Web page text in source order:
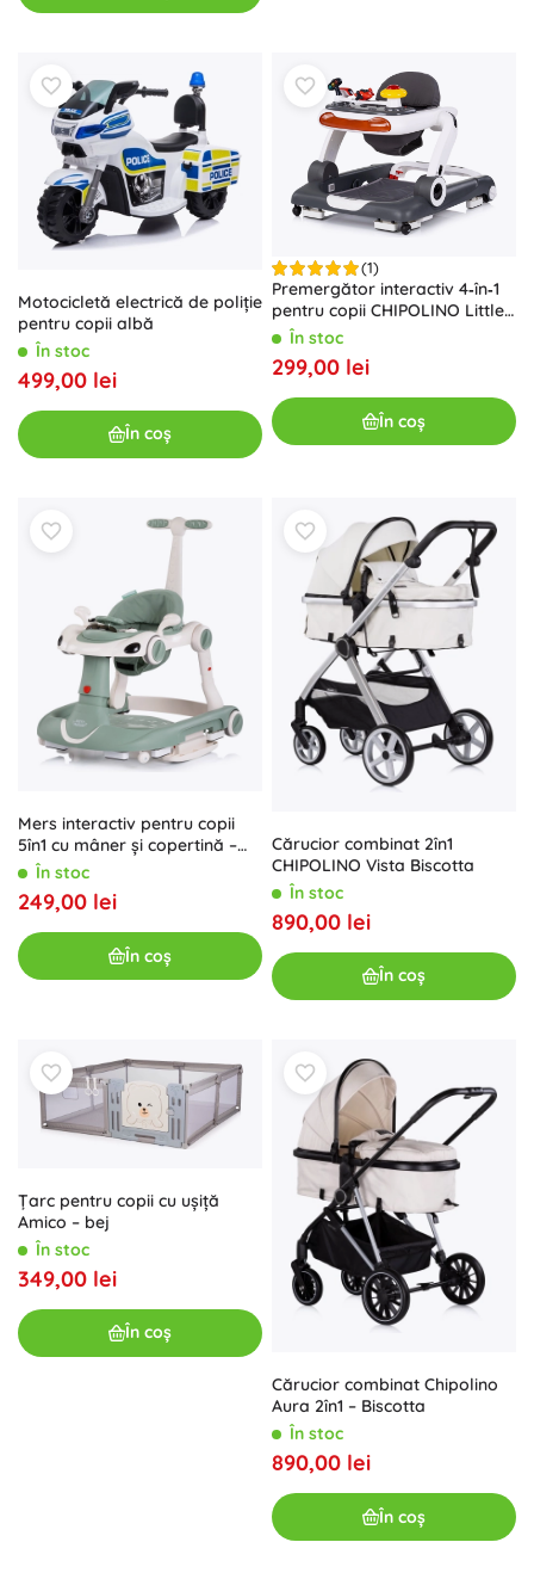
Motocicletă electrică de poliție
pentru copii albă
În stoc
499,00 lei
În coș
(1)
Premergător interactiv 4‑în‑1
pentru copii CHIPOLINO Little
Explorer, gri
În stoc
299,00 lei
În coș
Mers interactiv pentru copii
5în1 cu mâner și copertină –
basilÎn stoc
249,00 lei
În coș
Cărucior combinat 2în1
CHIPOLINO Vista Biscotta
În stoc
890,00 lei
În coș
Țarc pentru copii cu ușiță
Amico – bej
În stoc
349,00 lei
În coș
Cărucior combinat Chipolino
Aura 2în1 – Biscotta
În stoc
890,00 lei
În coș